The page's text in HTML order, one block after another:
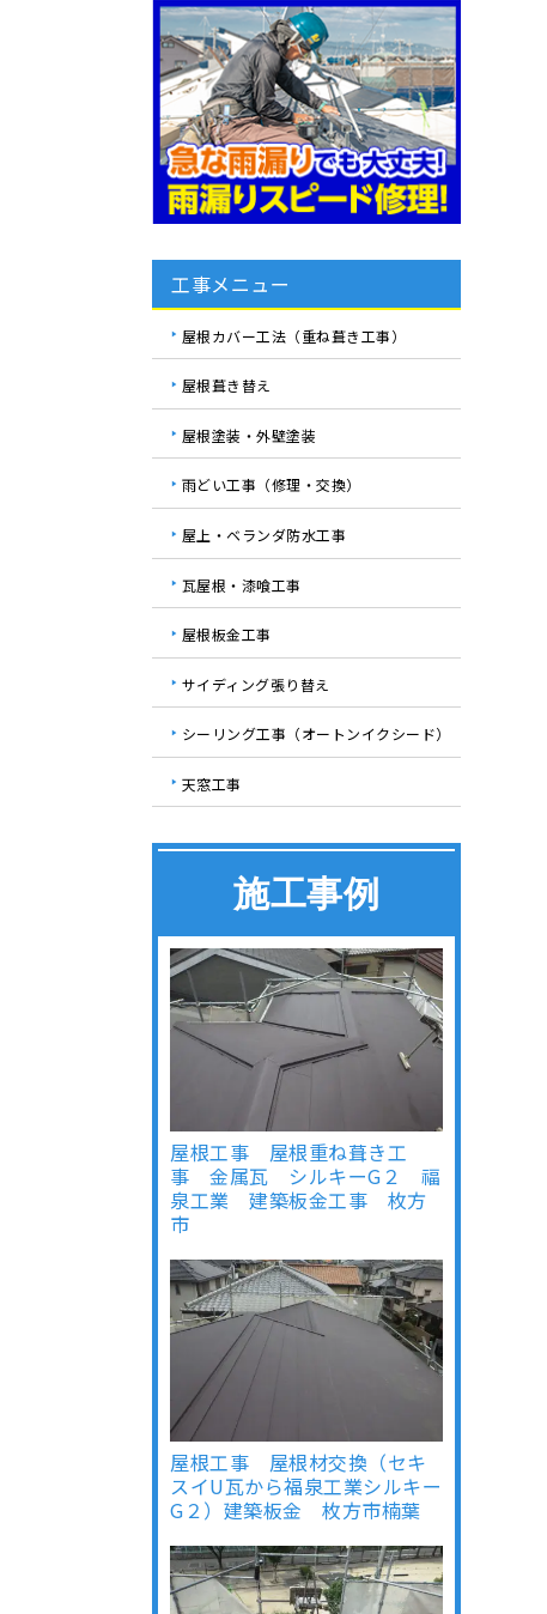
工事メニュー
屋根カバー工法（重ね葺き工事）
屋根葺き替え
屋根塗装・外壁塗装
雨どい工事（修理・交換）
屋上・ベランダ防水工事
瓦屋根・漆喰工事
屋根板金工事
サイディング張り替え
シーリング工事（オートンイクシード）
天窓工事
施工事例
屋根工事 屋根重ね葺き工
事 金属瓦 シルキーG２ 福
泉工業 建築板金工事 枚方
市
屋根工事 屋根材交換（セキ
スイU瓦から福泉工業シルキー
G２）建築板金 枚方市楠葉